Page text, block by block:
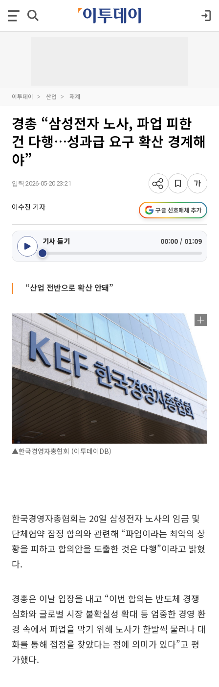
이투데이 산업 재계
경총 “삼성전자 노사, 파업 피한
건 다행…성과급 요구 확산 경계해
야”
입력 2026-05-20 23:21
이수진 기자 구글 선호매체 추가
기사 듣기 00:00 / 01:09
“산업 전반으로 확산 안돼”
▲한국경영자총협회 (이투데이DB)
한국경영자총협회는 20일 삼성전자 노사의 임금 및
단체협약 잠정 합의와 관련해 “파업이라는 최악의 상
황을 피하고 합의안을 도출한 것은 다행”이라고 밝혔
다.
경총은 이날 입장을 내고 “이번 합의는 반도체 경쟁
심화와 글로벌 시장 불확실성 확대 등 엄중한 경영 환
경 속에서 파업을 막기 위해 노사가 한발씩 물러나 대
화를 통해 접점을 찾았다는 점에 의미가 있다”고 평
가했다.